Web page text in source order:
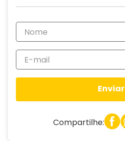
Enviar
Compartilhe: